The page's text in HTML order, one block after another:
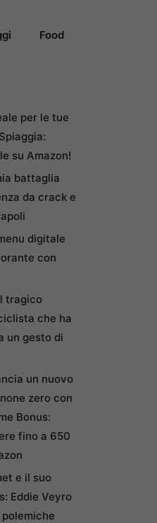
Food
per le tue
su Amazon!
battaglia
da crack e
digitale
con
tragico
che ha
un gesto di
un nuovo
zero con
Bonus:
fino a 650
e il suo
Eddie Veyro